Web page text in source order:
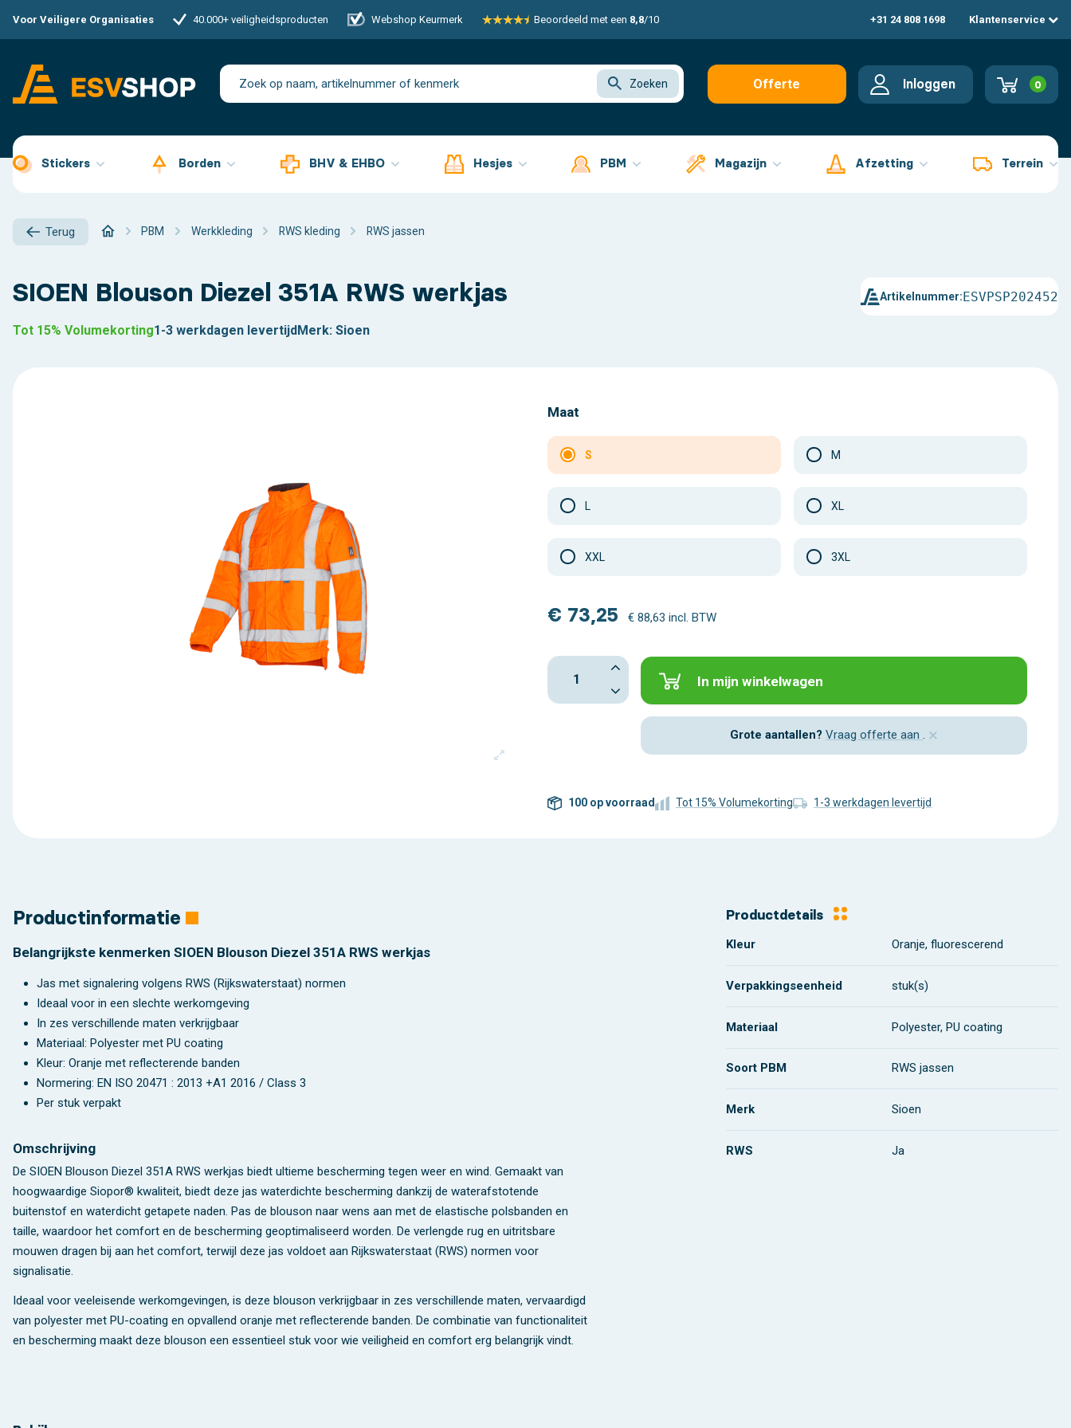
Voor Veiligere Organisaties 40.000+ veiligheidsproducten Webshop Keurmerk Beoordeeld met een 8,8/10 +31 24 808 1698 Klantenservice
Zoeken
Offerte
Inloggen 0
Stickers Borden BHV & EHBO Hesjes PBM Magazijn Afzetting Terrein
Terug PBM Werkkleding RWS kleding RWS jassen
SIOEN Blouson Diezel 351A RWS werkjas Artikelnummer:ESVPSP202452
Tot 15% Volumekorting1-3 werkdagen levertijdMerk: Sioen
Maat
S M
L XL
XXL 3XL
€ 73,25 € 88,63 incl. BTW
In mijn winkelwagen
Grote aantallen? Vraag offerte aan . ×
100 op voorraad Tot 15% Volumekorting 1-3 werkdagen levertijd
Productinformatie
Belangrijkste kenmerken SIOEN Blouson Diezel 351A RWS werkjas
Jas met signalering volgens RWS (Rijkswaterstaat) normen
Ideaal voor in een slechte werkomgeving
In zes verschillende maten verkrijgbaar
Materiaal: Polyester met PU coating
Kleur: Oranje met reflecterende banden
Normering: EN ISO 20471 : 2013 +A1 2016 / Class 3
Per stuk verpakt
Omschrijving
De SIOEN Blouson Diezel 351A RWS werkjas biedt ultieme bescherming tegen weer en wind. Gemaakt van
hoogwaardige Siopor® kwaliteit, biedt deze jas waterdichte bescherming dankzij de waterafstotende
buitenstof en waterdicht getapete naden. Pas de blouson naar wens aan met de elastische polsbanden en
taille, waardoor het comfort en de bescherming geoptimaliseerd worden. De verlengde rug en uitritsbare
mouwen dragen bij aan het comfort, terwijl deze jas voldoet aan Rijkswaterstaat (RWS) normen voor
signalisatie.
Ideaal voor veeleisende werkomgevingen, is deze blouson verkrijgbaar in zes verschillende maten, vervaardigd
van polyester met PU-coating en opvallend oranje met reflecterende banden. De combinatie van functionaliteit
en bescherming maakt deze blouson een essentieel stuk voor wie veiligheid en comfort erg belangrijk vindt.
Productdetails
Kleur Oranje, fluorescerend
Verpakkingseenheid stuk(s)
Materiaal Polyester, PU coating
Soort PBM RWS jassen
Merk Sioen
RWS Ja